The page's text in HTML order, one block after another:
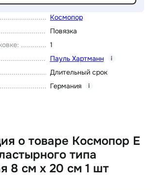
Космопор
Повязка
:
1
Пауль Хартманн i
Длительный срок
Германия i
о товаре Космопор Е
типа
8 см х 20 см 1 шт